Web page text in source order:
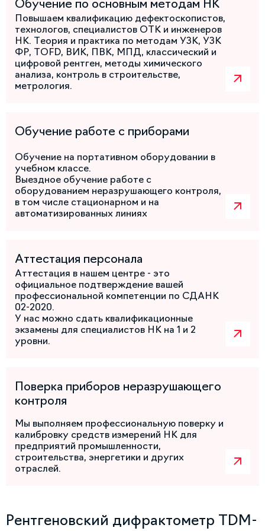
Обучение по основным методам НК
Повышаем квалификацию дефектоскопистов,
технологов, специалистов ОТК и инженеров
НК. Теория и практика по методам УЗК, УЗК
ФР, TOFD, ВИК, ПВК, МПД, классический и
цифровой рентген, методы химического
анализа, контроль в строительстве,
метрология.
Обучение работе с приборами
Обучение на портативном оборудовании в
учебном классе.
Выездное обучение работе с
оборудованием неразрушающего контроля,
в том числе стационарном и на
автоматизированных линиях
Аттестация персонала
Аттестация в нашем центре - это
официальное подтверждение вашей
профессиональной компетенции по СДАНК
02-2020.
У нас можно сдать квалификационные
экзамены для специалистов НК на 1 и 2
уровни.
Поверка приборов неразрушающего
контроля
Мы выполняем профессиональную поверку и
калибровку средств измерений НК для
предприятий промышленности,
строительства, энергетики и других
отраслей.
Рентгеновский дифрактометр TDM-